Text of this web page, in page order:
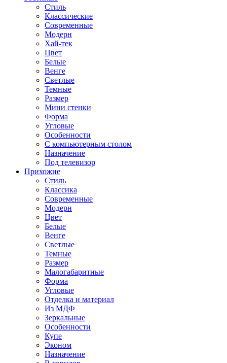
Стиль
Классические
Современные
Модерн
Хай-тек
Цвет
Белые
Венге
Светлые
Темные
Размер
Мини стенки
Форма
Угловые
Особенности
С компьютерным столом
Назначение
Под телевизор
Прихожие
Стиль
Классика
Современные
Модерн
Цвет
Белые
Венге
Светлые
Темные
Размер
Малогабаритные
Форма
Угловые
Отделка и материал
Из МДФ
Зеркальные
Особенности
Купе
Эконом
Назначение